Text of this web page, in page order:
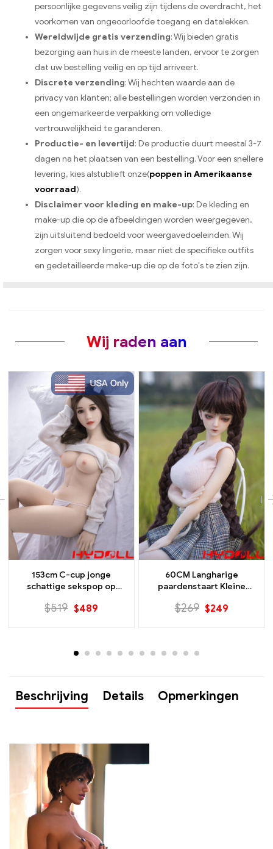
persoonlijke gegevens veilig zijn tijdens de overdracht, het
voorkomen van ongeoorloofde toegang en datalekken.
Wereldwijde gratis verzending: Wij bieden gratis
bezorging aan huis in de meeste landen, ervoor te zorgen
dat uw bestelling veilig en op tijd arriveert.
Discrete verzending: Wij hechten waarde aan de
privacy van klanten; alle bestellingen worden verzonden in
een ongemarkeerde verpakking om volledige
vertrouwelijkheid te garanderen.
Productie- en levertijd: De productie duurt meestal 3-7
dagen na het plaatsen van een bestelling. Voor een snellere
levering, kies alstublieft onze(poppen in Amerikaanse
voorraad).
Disclaimer voor kleding en make-up: De kleding en
make-up die op de afbeeldingen worden weergegeven,
zijn uitsluitend bedoeld voor weergavedoeleinden. Wij
zorgen voor sexy lingerie, maar niet de specifieke outfits
en gedetailleerde make-up die op de foto's te zien zijn.
Wij raden aan
60CM Langharige
paardenstaart Kleine
pop
$269 $249
VS op voorraad Goedkope
sekspop 155 cm hoogte
$439
Beschrijving Details Opmerkingen